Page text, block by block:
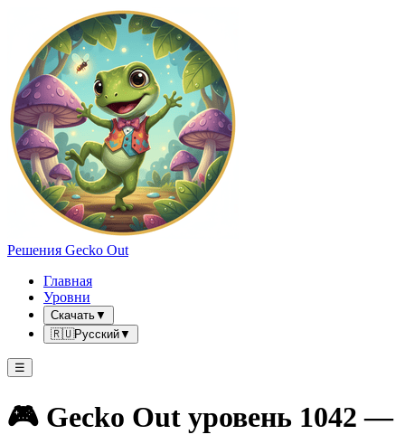
Решения Gecko Out
Главная
Уровни
Скачать▼
🇷🇺Русский▼
☰
🎮 Gecko Out уровень 1042 —